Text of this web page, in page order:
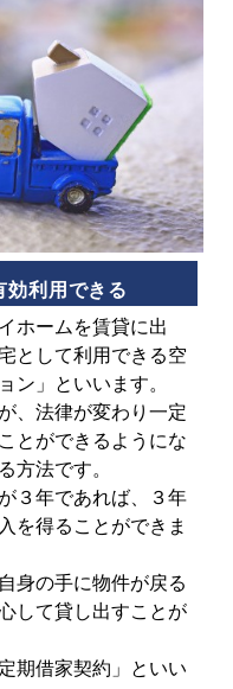
効利用できる
ホームを賃貸に出
として利用できる空
ン」といいます。
、法律が変わり一定
とができるようにな
方法です。
３年であれば、３年
を得ることができま
身の手に物件が戻る
して貸し出すことが
期借家契約」といい